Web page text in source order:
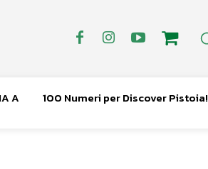
A 100 Numeri per Discover Pistoia!